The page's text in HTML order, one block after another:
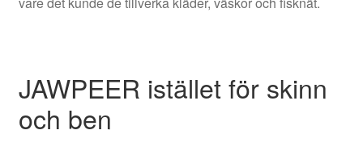
JAWPEER istället för skinn
och ben